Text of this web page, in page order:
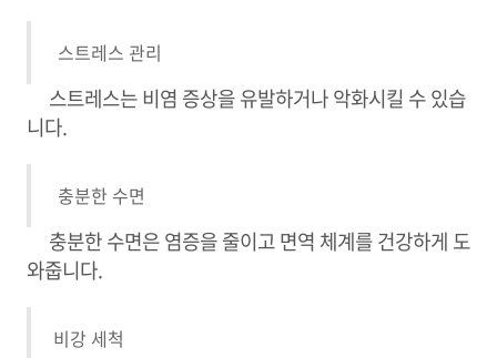
스트레스 관리
스트레스는 비염 증상을 유발하거나 악화시킬 수 있습
니다.
충분한 수면
충분한 수면은 염증을 줄이고 면역 체계를 건강하게 도
와줍니다.
비강 세척